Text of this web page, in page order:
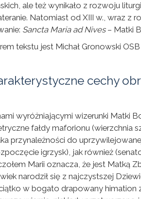
ale też wynikało z rozwoju
Natomiast od XIII w., wraz z
Sancta Maria ad Nives – Matki
tekstu jest Michał Gronowski OSB
cechy
wyróżniającymi wizerunki Matki
fałdy maforionu (wierzchnia
przynależności do
igrzysk), jak również
Marii oznacza, że jest Matką
narodził się z najczystszej
w bogato drapowany himation